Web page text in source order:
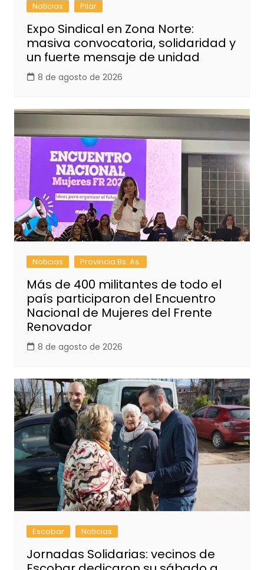
Noticias Pilar
Expo Sindical en Zona Norte:
masiva convocatoria, solidaridad y
un fuerte mensaje de unidad
8 de agosto de 2026
Noticias Provincia Bs. As.
Más de 400 militantes de todo el
país participaron del Encuentro
Nacional de Mujeres del Frente
Renovador
8 de agosto de 2026
Escobar Noticias
Jornadas Solidarias: vecinos de